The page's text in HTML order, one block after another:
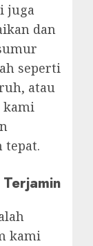
juga
dan
seperti
atau
kami
tepat.
kami